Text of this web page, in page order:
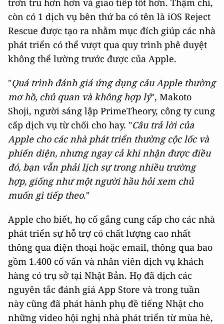
trơn tru hơn hơn và giao tiếp tốt hơn. Thậm chí,
còn có 1 dịch vụ bên thứ ba có tên là iOS Reject
Rescue được tạo ra nhằm mục đích giúp các nhà
phát triển có thể vượt qua quy trình phê duyệt
không thể lường trước được của Apple.
"Quá trình đánh giá ứng dụng cảu Apple thường
mơ hồ, chủ quan và không hợp lý", Makoto
Shoji, người sáng lập PrimeTheory, công ty cung
cấp dịch vụ từ chối cho hay. "Câu trả lời của
Apple cho các nhà phát triển thường cộc lốc và
phiến diện, nhưng ngay cả khi nhận được điều
đó, bạn vẫn phải lịch sự trong nhiều trường
hợp, giống như một người hầu hỏi xem chủ
muốn gì tiếp theo."
Apple cho biết, họ cố gắng cung cấp cho các nhà
phát triển sự hỗ trợ có chất lượng cao nhất
thông qua điện thoại hoặc email, thông qua bao
gồm 1.400 cố vấn và nhân viên dịch vụ khách
hàng có trụ sở tại Nhật Bản. Họ đã dịch các
nguyên tắc đánh giá App Store và trong tuần
này cũng đã phát hành phụ đề tiếng Nhật cho
những video hội nghị nhà phát triển từ mùa hè,